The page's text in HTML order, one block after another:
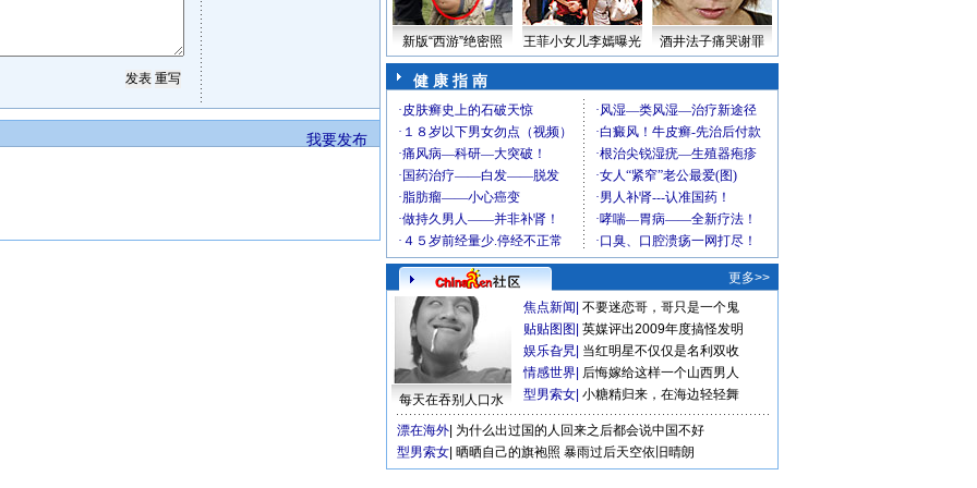
我要发布
新版“西游”绝密照 王菲小女儿李嫣曝光 酒井法子痛哭谢罪
健 康 指 南
更多>>
每天在吞别人口水
焦点新闻 不要迷恋哥，哥只是一个鬼
贴贴图图 英媒评出2009年度搞怪发明
娱乐旮旯 当红明星不仅仅是名利双收
情感世界 后悔嫁给这样一个山西男人
型男索女 小糖精归来，在海边轻轻舞
漂在海外 为什么出过国的人回来之后都会说中国不好
型男索女 晒晒自己的旗袍照 暴雨过后天空依旧晴朗